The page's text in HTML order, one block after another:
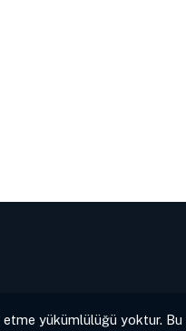
yükümlülüğü yoktur.